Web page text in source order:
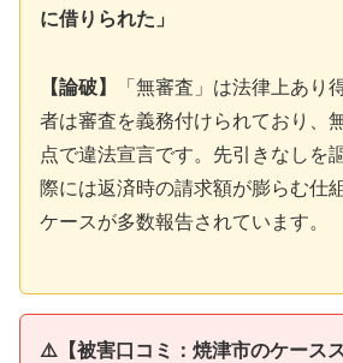
に借りられた」
【論破】
「無審査」は法律上あり
者は審査を義務付けられており、
点で違法宣言です。先引きなしを
際には返済時の請求額が膨らむ仕
ケースが多数報告されています。
⚠️【被害口コミ：焼津市のケースス